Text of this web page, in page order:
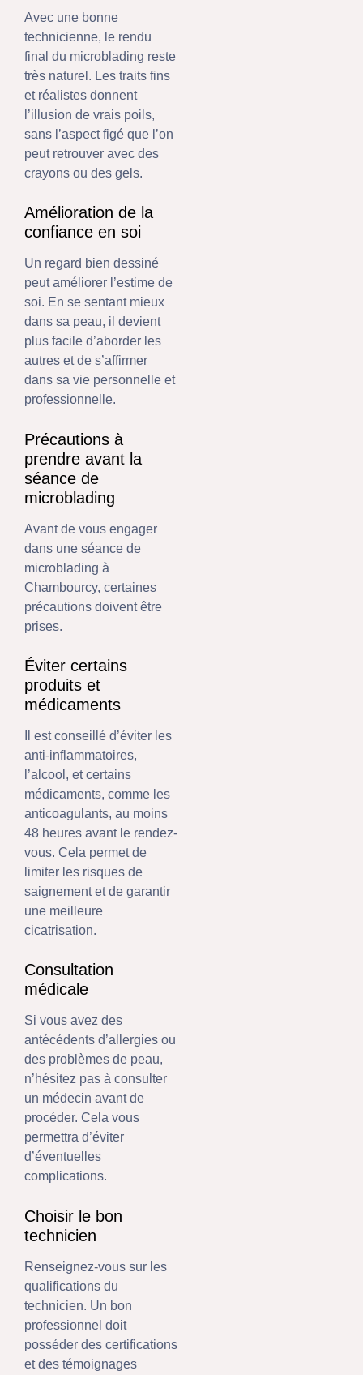
Avec une bonne
technicienne, le rendu
final du microblading reste
très naturel. Les traits fins
et réalistes donnent
l’illusion de vrais poils,
sans l’aspect figé que l’on
peut retrouver avec des
crayons ou des gels.
Amélioration de la
confiance en soi
Un regard bien dessiné
peut améliorer l’estime de
soi. En se sentant mieux
dans sa peau, il devient
plus facile d’aborder les
autres et de s’affirmer
dans sa vie personnelle et
professionnelle.
Précautions à
prendre avant la
séance de
microblading
Avant de vous engager
dans une séance de
microblading à
Chambourcy, certaines
précautions doivent être
prises.
Éviter certains
produits et
médicaments
Il est conseillé d’éviter les
anti-inflammatoires,
l’alcool, et certains
médicaments, comme les
anticoagulants, au moins
48 heures avant le rendez-
vous. Cela permet de
limiter les risques de
saignement et de garantir
une meilleure
cicatrisation.
Consultation
médicale
Si vous avez des
antécédents d’allergies ou
des problèmes de peau,
n’hésitez pas à consulter
un médecin avant de
procéder. Cela vous
permettra d’éviter
d’éventuelles
complications.
Choisir le bon
technicien
Renseignez-vous sur les
qualifications du
technicien. Un bon
professionnel doit
posséder des certifications
et des témoignages